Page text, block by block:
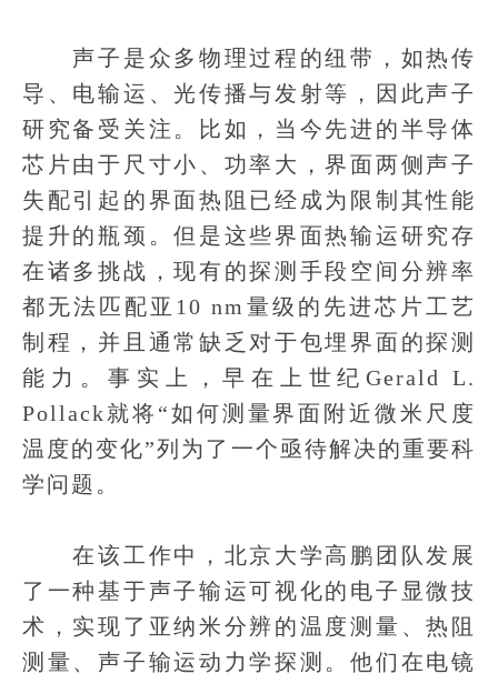
声子是众多物理过程的纽带，如热传
导、电输运、光传播与发射等，因此声子
研究备受关注。比如，当今先进的半导体
芯片由于尺寸小、功率大，界面两侧声子
失配引起的界面热阻已经成为限制其性能
提升的瓶颈。但是这些界面热输运研究存
在诸多挑战，现有的探测手段空间分辨率
都无法匹配亚10 nm量级的先进芯片工艺
制程，并且通常缺乏对于包埋界面的探测
能力。事实上，早在上世纪Gerald L.
Pollack就将“如何测量界面附近微米尺度
温度的变化”列为了一个亟待解决的重要科
学问题。
在该工作中，北京大学高鹏团队发展
了一种基于声子输运可视化的电子显微技
术，实现了亚纳米分辨的温度测量、热阻
测量、声子输运动力学探测。他们在电镜